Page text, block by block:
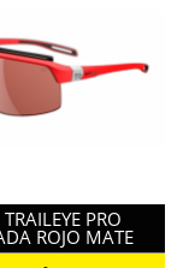
TRAILEYE PRO
ROJO MATE